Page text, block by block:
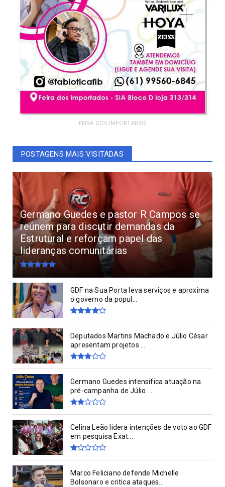
FEIRA DOS IMPORTADOS
POSTAGENS MAIS VISITADAS
Germano Guedes e pastor R Campos se
reúnem para discutir demandas da
Estrutural e reforçam papel das
lideranças comunitárias
GDF na Sua Porta leva serviços e aproxima
o governo da popul...
Deputados Martins Machado e Júlio César
apresentam projetos ...
Germano Guedes intensifica atuação na
pré-campanha de Júlio ...
Celina Leão lidera intenções de voto ao GDF
em pesquisa Exat...
Marco Feliciano defende Michelle
Bolsonaro e critica ataques...